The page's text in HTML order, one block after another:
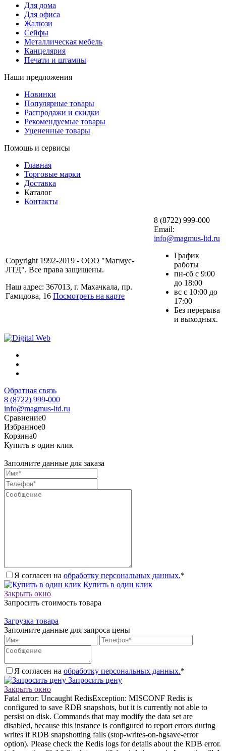
Для дома
Для офиса
Жалюзи
Сейфы
Металлическая мебель
Канцелярия
Печати и штампы
Наши предложения
Новинки
Популярные товары
Распродажи и скидки
Рекомендуемые товары
Уцененные товары
Помощь и сервисы
Главная
Торговые марки
Доставка
Каталог
Контакты
Copyright 1992-2019 - ООО "Магмус-
ЛТД". Все права защищены.
Наш адрес: 367013, г. Махачкала, пр.
Гамидова, 16 Посмотреть на карте
8 (8722) 999-000
Email:
info@magmus-ltd.ru
График
работы
пн-сб с 9:00
до 18:00
вс с 10:00 до
17:00
Без перерыва
и выходных.
Обратная связь
8 (8722) 999-000
info@magmus-ltd.ru
Сравнение0
Избранное0
Корзина0
Купить в один клик
Заполните данные для заказа
Я согласен на обработку персональных данных.*
Купить в один клик
Закрыть окно
Запросить стоимость товара
Загрузка товара
Заполните данные для запроса цены
Я согласен на обработку персональных данных.*
Запросить цену
Закрыть окно
Fatal error: Uncaught RedisException: MISCONF Redis is
configured to save RDB snapshots, but it is currently not able to
persist on disk. Commands that may modify the data set are
disabled, because this instance is configured to report errors during
writes if RDB snapshotting fails (stop-writes-on-bgsave-error
option). Please check the Redis logs for details about the RDB error.